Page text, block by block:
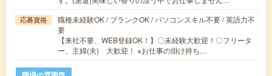
応募資格
職種未経験OK / ブランクOK / パソコンスキル不要 / 英語力不
要
【来社不要、WEB登録OK！】〇未経験大歓迎！〇フリータ
ー、主婦(夫) 大歓迎！ ※お仕事の掛け持ち…